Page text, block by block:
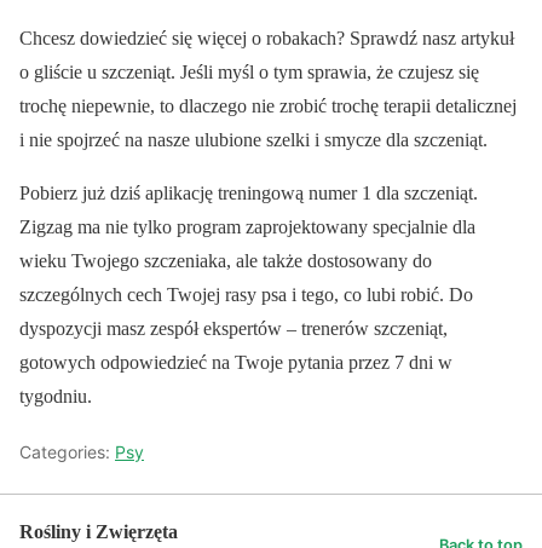
Chcesz dowiedzieć się więcej o robakach? Sprawdź nasz artykuł
o gliście u szczeniąt. Jeśli myśl o tym sprawia, że czujesz się
trochę niepewnie, to dlaczego nie zrobić trochę terapii detalicznej
i nie spojrzeć na nasze ulubione szelki i smycze dla szczeniąt.
Pobierz już dziś aplikację treningową numer 1 dla szczeniąt.
Zigzag ma nie tylko program zaprojektowany specjalnie dla
wieku Twojego szczeniaka, ale także dostosowany do
szczególnych cech Twojej rasy psa i tego, co lubi robić. Do
dyspozycji masz zespół ekspertów – trenerów szczeniąt,
gotowych odpowiedzieć na Twoje pytania przez 7 dni w
tygodniu.
Categories: Psy
Rośliny i Zwięrzęta